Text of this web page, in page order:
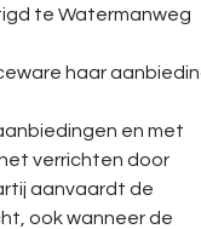
te Watermanweg
haar
en met
verrichten door
aanvaardt de
ook wanneer de